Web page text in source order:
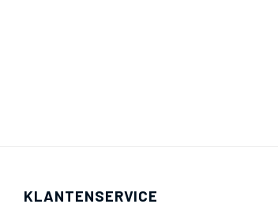
KLANTENSERVICE